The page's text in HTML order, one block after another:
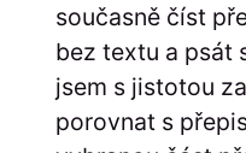
současně číst
bez textu a psát
jsem s jistotou
porovnat s